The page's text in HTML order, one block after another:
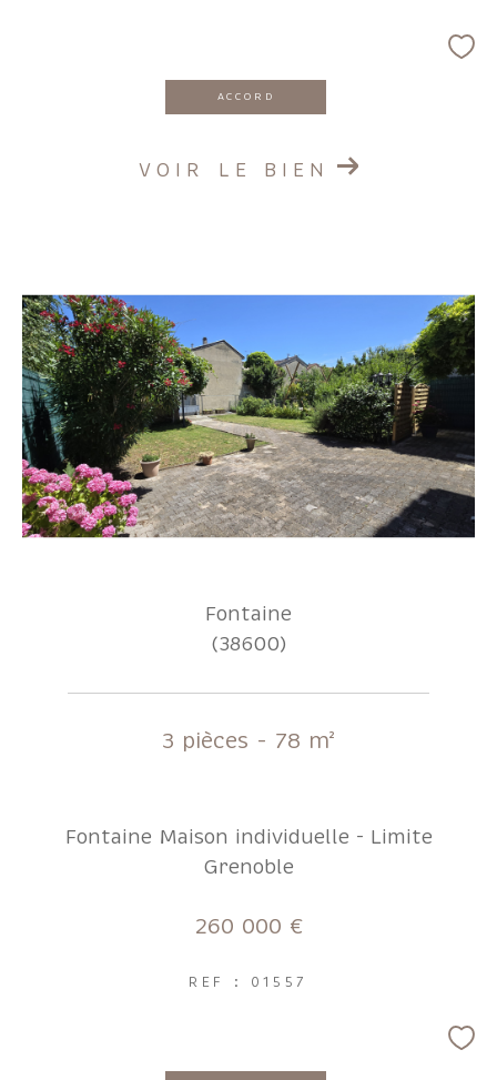
ACCORD
VOIR LE BIEN
Fontaine
(38600)
3 pièces - 78 m²
Fontaine Maison individuelle - Limite
Grenoble
260 000 €
REF : 01557